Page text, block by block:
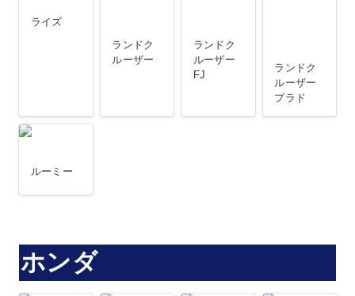
ライズ
ランドク
ルーザー
ランドク
ルーザー
FJ
ランドク
ルーザー
プラド
ルーミー
ルーミー
ホンダ